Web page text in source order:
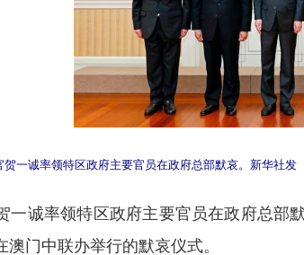
一诚率领特区政府主要官员在政府总部默哀。新华社发
诚率领特区政府主要官员在政府总部
门中联办举行的默哀仪式。